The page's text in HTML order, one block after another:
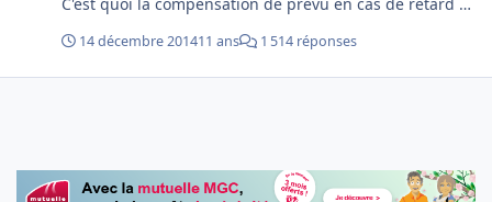
l'arrivee? Ah ben non c'est pas prevu, parce que le privé
ca n'arrive pas en retard, tout le monde sait ca!
14 décembre 201411 ans 1 514 réponses